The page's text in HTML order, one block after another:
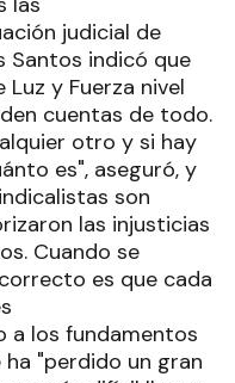
judicial de
Santos indicó que
y Fuerza nivel
cuentas de todo.
otro y si hay
es", aseguró, y
son
las injusticias
Cuando se
es que cada
a los fundamentos
"perdido un gran